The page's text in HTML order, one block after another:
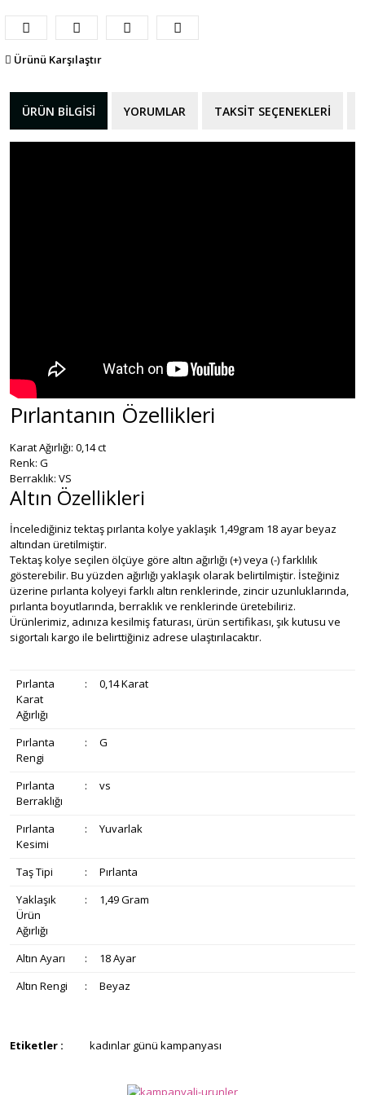
Ürünü Karşılaştır
ÜRÜN BILGISI YORUMLAR TAKSIT SEÇENEKLERI
Pırlantanın Özellikleri
Karat Ağırlığı: 0,14 ct
Renk: G
Berraklık: VS
Altın Özellikleri
İncelediğiniz tektaş pırlanta kolye yaklaşık 1,49gram 18 ayar beyaz
altından üretilmiştir.
Tektaş kolye seçilen ölçüye göre altın ağırlığı (+) veya (-) farklılık
gösterebilir. Bu yüzden ağırlığı yaklaşık olarak belirtilmiştir. İsteğiniz
üzerine pırlanta kolyeyi farklı altın renklerinde, zincir uzunluklarında,
pırlanta boyutlarında, berraklık ve renklerinde üretebiliriz.
Ürünlerimiz, adınıza kesilmiş faturası, ürün sertifikası, şık kutusu ve
sigortalı kargo ile belirttiğiniz adrese ulaştırılacaktır.
Pırlanta
Karat
Ağırlığı
: 0,14 Karat
Pırlanta
Rengi
: G
Pırlanta
Berraklığı
: vs
Pırlanta
Kesimi
: Yuvarlak
Taş Tipi :
Pırlanta
Yaklaşık
Ürün
Ağırlığı
: 1,49 Gram
Altın Ayarı :
18 Ayar
Altın Rengi
: Beyaz
Bu ürünün fiyat bilgisi, resim, ürün açıklamalarında ve diğer
konularda yetersiz gördüğünüz noktaları öneri formunu
Görüş ve önerileriniz için teşekkür ederiz.
Etiketler : kadınlar günü kampanyası